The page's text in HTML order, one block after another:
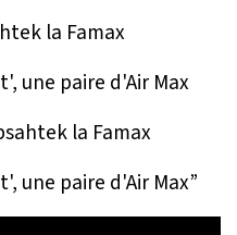
la Famax
une paire d'Air Max
la Famax
une paire d'Air Max”